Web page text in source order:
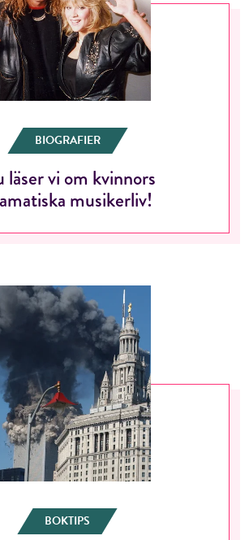
BIOGRAFIER
läser vi om kvinnors
musikerliv!
BOKTIPS